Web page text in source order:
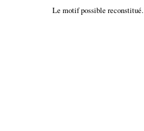
Le motif possible reconstitué.